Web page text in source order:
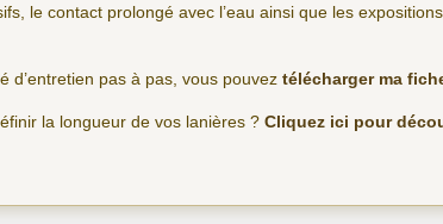
le contact prolongé avec l’eau ainsi que les
d’entretien pas à pas, vous pouveztélécharger ma
la longueur de vos lanières ?Cliquez ici pour